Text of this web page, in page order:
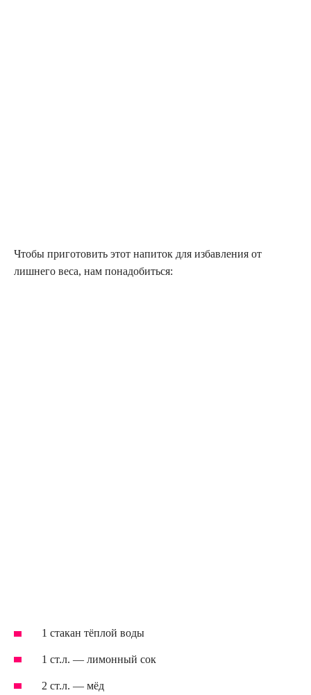
Чтобы приготовить этот напиток для избавления от
лишнего веса, нам понадобиться:
1 стакан тёплой воды
1 ст.л. — лимонный сок
2 ст.л. — мёд